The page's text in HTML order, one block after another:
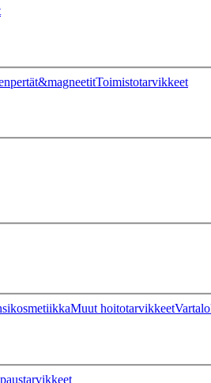
Toimistotarvikkeet
Muut hoitotarvikkeet